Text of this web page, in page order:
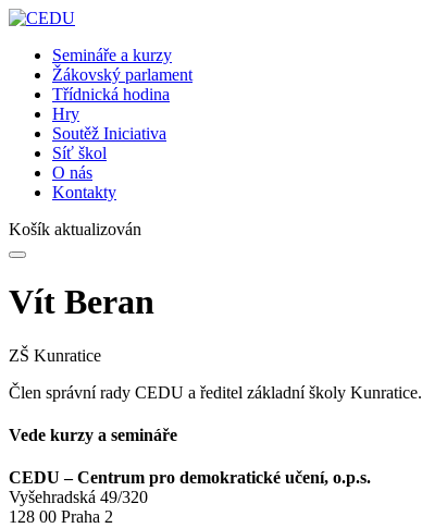
Semináře a kurzy
Žákovský parlament
Třídnická hodina
Hry
Soutěž Iniciativa
Síť škol
O nás
Kontakty
Košík aktualizován
Vít Beran
ZŠ Kunratice
Člen správní rady CEDU a ředitel základní školy Kunratice.
Vede kurzy a semináře
CEDU – Centrum pro demokratické učení, o.p.s.
Vyšehradská 49/320
128 00 Praha 2